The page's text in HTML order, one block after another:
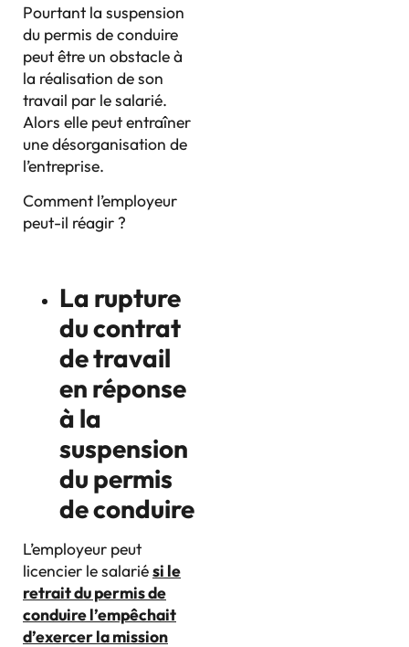
Pourtant la suspension
du permis de conduire
peut être un obstacle à
la réalisation de son
travail par le salarié.
Alors elle peut entraîner
une désorganisation de
l’entreprise.
Comment l’employeur
peut-il réagir ?
La rupture
du contrat
de travail
en réponse
à la
suspension
du permis
de conduire
L’employeur peut
licencier le salariési le
retrait du permis de
conduire l’empêchait
d’exercer la mission